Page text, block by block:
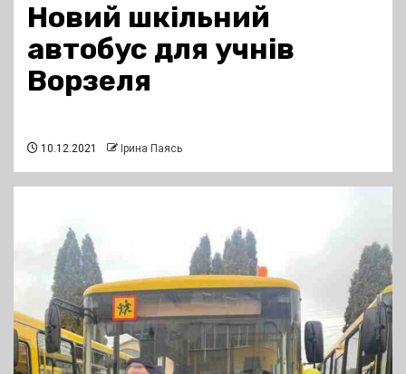
Новий шкільний
автобус для учнів
Ворзеля
10.12.2021 Ірина Паясь